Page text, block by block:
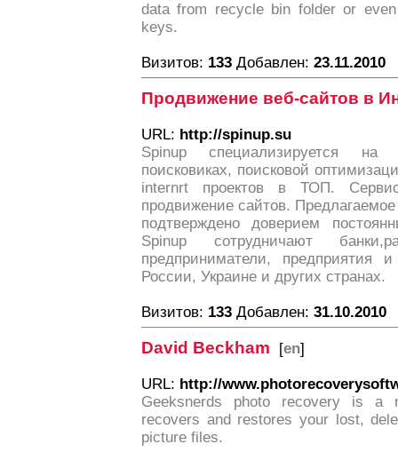
data from recycle bin folder or
keys.
Визитов: 133 Добавлен: 23.11.2010
Продвижение веб-сайтов в
URL: http://spinup.su
Spinup специализируется
поисковиках, поисковой
internrt проектов в ТОП. Сервис
продвижение сайтов.
подтверждено доверием
Spinup сотрудничают
предприниматели, предприятия
России, Украине и других странах.
Визитов: 133 Добавлен: 31.10.2010
David Beckham [en]
URL: http://
Geeksnerds photo recovery is a
recovers and restores your lost,
picture files.